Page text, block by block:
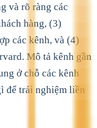
và rõ ràng các
hàng, (3)
các kênh, và (4)
Mô tả kênh gần
ở chỗ các kênh
để trải nghiệm liền